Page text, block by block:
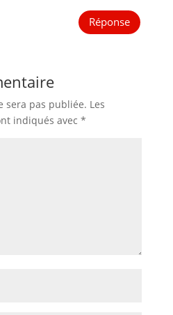
Réponse
sera pas publiée. Les
indiqués avec *